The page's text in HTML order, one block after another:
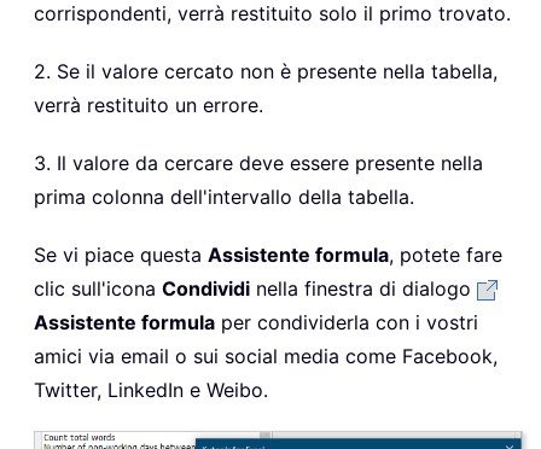
corrispondenti, verrà restituito solo il primo trovato.
2. Se il valore cercato non è presente nella tabella,
verrà restituito un errore.
3. Il valore da cercare deve essere presente nella
prima colonna dell'intervallo della tabella.
Se vi piace questa Assistente formula, potete fare
clic sull'icona Condividi nella finestra di dialogo
Assistente formula per condividerla con i vostri
amici via email o sui social media come Facebook,
Twitter, LinkedIn e Weibo.